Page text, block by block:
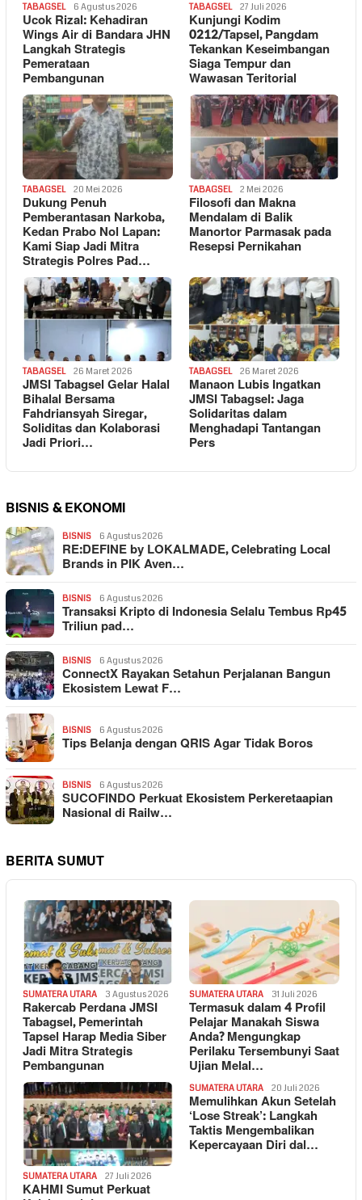
TABAGSEL 6 Agustus 2026
Ucok Rizal: Kehadiran
Wings Air di Bandara JHN
Langkah Strategis
Pemerataan
Pembangunan
TABAGSEL 27 Juli 2026
Kunjungi Kodim
0212/Tapsel, Pangdam
Tekankan Keseimbangan
Siaga Tempur dan
Wawasan Teritorial
TABAGSEL 20 Mei 2026
Dukung Penuh
Pemberantasan Narkoba,
Kedan Prabo Nol Lapan:
Kami Siap Jadi Mitra
Strategis Polres Pad…
TABAGSEL 2 Mei 2026
Filosofi dan Makna
Mendalam di Balik
Manortor Parmasak pada
Resepsi Pernikahan
TABAGSEL 26 Maret 2026
JMSI Tabagsel Gelar Halal
Bihalal Bersama
Fahdriansyah Siregar,
Soliditas dan Kolaborasi
Jadi Priori…
TABAGSEL 26 Maret 2026
Manaon Lubis Ingatkan
JMSI Tabagsel: Jaga
Solidaritas dalam
Menghadapi Tantangan
Pers
BISNIS & EKONOMI
BISNIS 6 Agustus 2026
RE:DEFINE by LOKALMADE, Celebrating Local
Brands in PIK Aven…
BISNIS 6 Agustus 2026
Transaksi Kripto di Indonesia Selalu Tembus Rp45
Triliun pad…
BISNIS 6 Agustus 2026
ConnectX Rayakan Setahun Perjalanan Bangun
Ekosistem Lewat F…
BISNIS 6 Agustus 2026
Tips Belanja dengan QRIS Agar Tidak Boros
BISNIS 6 Agustus 2026
SUCOFINDO Perkuat Ekosistem Perkeretaapian
Nasional di Railw…
BERITA SUMUT
SUMATERA UTARA 3 Agustus 2026
Rakercab Perdana JMSI
Tabagsel, Pemerintah
Tapsel Harap Media Siber
Jadi Mitra Strategis
Pembangunan
SUMATERA UTARA 31 Juli 2026
Termasuk dalam 4 Profil
Pelajar Manakah Siswa
Anda? Mengungkap
Perilaku Tersembunyi Saat
Ujian Melal…
SUMATERA UTARA 27 Juli 2026
KAHMI Sumut Perkuat
SUMATERA UTARA 20 Juli 2026
Memulihkan Akun Setelah
‘Lose Streak’: Langkah
Taktis Mengembalikan
Kepercayaan Diri dal…